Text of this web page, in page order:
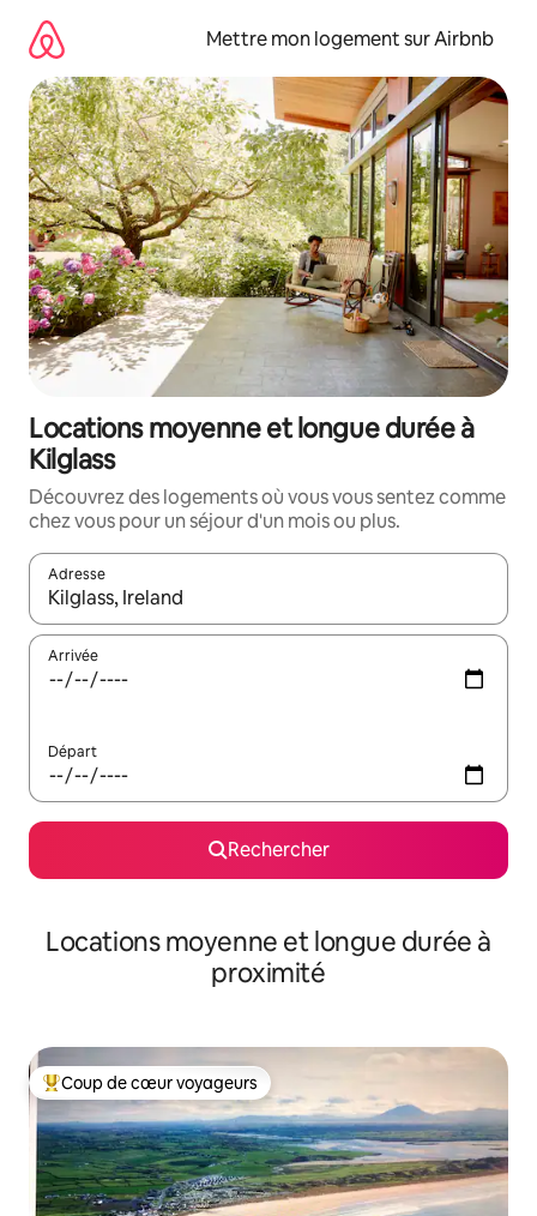
directement
contenu
Mettre mon logement sur Airbnb
Locations moyenne et longue durée à
Kilglass
Découvrez des logements où vous vous sentez comme
chez vous pour un séjour d'un mois ou plus.
Adresse
Lorsque les résultats s'affichent, utilisez les flèches vers le
Arrivée
Départ
Rechercher
Locations moyenne et longue durée à
proximité
Coups de cœur voyageurs les plus appréciés
Coup de cœur voyageurs